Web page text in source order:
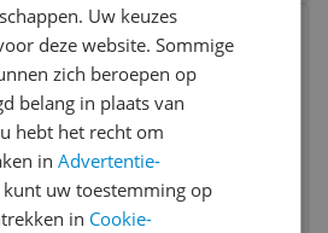
Uw keuzes
deze website. Sommige
zich beroepen op
belang in plaats van
hebt het recht om
inAdvertentie-
kunt uw toestemming op
in Cookie-